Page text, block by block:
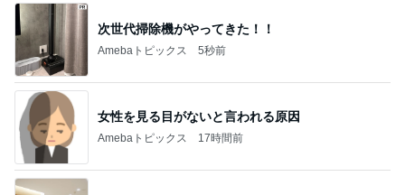
次世代掃除機がやってきた！！
Amebaトピックス 5秒前
女性を見る目がないと言われる原因
Amebaトピックス 17時間前